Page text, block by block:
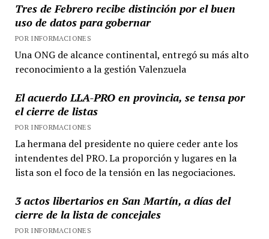
Tres de Febrero recibe distinción por el buen
uso de datos para gobernar
POR INFORMACIONES
Una ONG de alcance continental, entregó su más alto
reconocimiento a la gestión Valenzuela
El acuerdo LLA-PRO en provincia, se tensa por
el cierre de listas
POR INFORMACIONES
La hermana del presidente no quiere ceder ante los
intendentes del PRO. La proporción y lugares en la
lista son el foco de la tensión en las negociaciones.
3 actos libertarios en San Martín, a días del
cierre de la lista de concejales
POR INFORMACIONES